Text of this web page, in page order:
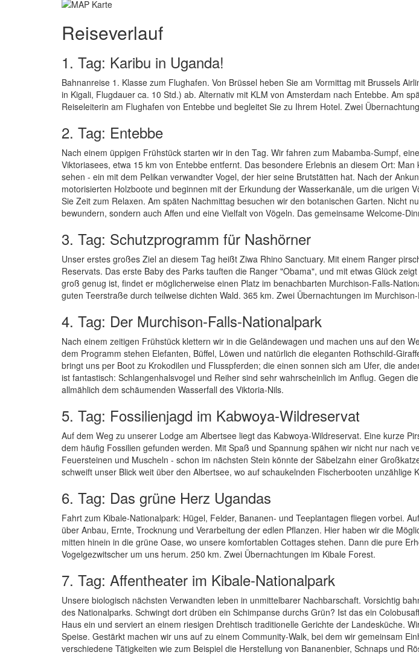
Reiseverlauf
1. Tag: Karibu in Uganda!
Bahnanreise 1. Klasse zum Flughafen. Von Brüssel heben Sie am Vormittag mit Brussels
in Kigali, Flugdauer ca. 10 Std.) ab. Alternativ mit KLM von Amsterdam nach Entebbe. Am
Reiseleiterin am Flughafen von Entebbe und begleitet Sie zu Ihrem Hotel. Zwei
2. Tag: Entebbe
Nach einem üppigen Frühstück starten wir in den Tag. Wir fahren zum Mabamba-Sumpf,
Viktoriasees, etwa 15 km von Entebbe entfernt. Das besondere Erlebnis an diesem Ort:
sehen - ein mit dem Pelikan verwandter Vogel, der hier seine Brutstätten hat. Nach der
motorisierten Holzboote und beginnen mit der Erkundung der Wasserkanäle, um die urigen
Sie Zeit zum Relaxen. Am späten Nachmittag besuchen wir den botanischen Garten. Nicht
bewundern, sondern auch Affen und eine Vielfalt von Vögeln. Das gemeinsame Welcome-
3. Tag: Schutzprogramm für Nashörner
Unser erstes großes Ziel an diesem Tag heißt Ziwa Rhino Sanctuary. Mit einem Ranger
Reservats. Das erste Baby des Parks tauften die Ranger "Obama", und mit etwas Glück
groß genug ist, findet er möglicherweise einen Platz im benachbarten Murchison-Falls-
guten Teerstraße durch teilweise dichten Wald. 365 km. Zwei Übernachtungen im
4. Tag: Der Murchison-Falls-Nationalpark
Nach einem zeitigen Frühstück klettern wir in die Geländewagen und machen uns auf den
dem Programm stehen Elefanten, Büffel, Löwen und natürlich die eleganten Rothschild-
bringt uns per Boot zu Krokodilen und Flusspferden; die einen sonnen sich am Ufer, die
ist fantastisch: Schlangenhalsvogel und Reiher sind sehr wahrscheinlich im Anflug. Gegen
allmählich dem schäumenden Wasserfall des Viktoria-Nils.
5. Tag: Fossilienjagd im Kabwoya-Wildreservat
Auf dem Weg zu unserer Lodge am Albertsee liegt das Kabwoya-Wildreservat. Eine kurze
dem häufig Fossilien gefunden werden. Mit Spaß und Spannung spähen wir nicht nur nach
Feuersteinen und Muscheln - schon im nächsten Stein könnte der Säbelzahn einer
schweift unser Blick weit über den Albertsee, wo auf schaukelnden Fischerbooten unzählige
6. Tag: Das grüne Herz Ugandas
Fahrt zum Kibale-Nationalpark: Hügel, Felder, Bananen- und Teeplantagen fliegen vorbei.
über Anbau, Ernte, Trocknung und Verarbeitung der edlen Pflanzen. Hier haben wir die
mitten hinein in die grüne Oase, wo unsere komfortablen Cottages stehen. Dann die pure
Vogelgezwitscher um uns herum. 250 km. Zwei Übernachtungen im Kibale Forest.
7. Tag: Affentheater im Kibale-Nationalpark
Unsere biologisch nächsten Verwandten leben in unmittelbarer Nachbarschaft. Vorsichtig
des Nationalparks. Schwingt dort drüben ein Schimpanse durchs Grün? Ist das ein
Haus ein und serviert an einem riesigen Drehtisch traditionelle Gerichte der Landesküche.
Speise. Gestärkt machen wir uns auf zu einem Community-Walk, bei dem wir gemeinsam
verschiedene Tätigkeiten wie zum Beispiel die Herstellung von Bananenbier, Schnaps und